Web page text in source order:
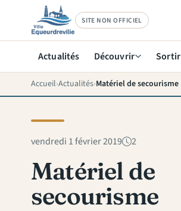
SITE NON OFFICIEL
Actualités Découvrir Sortir
Accueil Actualités Matériel de secourisme
vendredi 1 février 2019 2
Matériel de
secourisme